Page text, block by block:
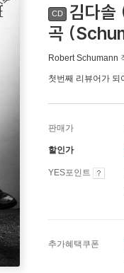
CD
김다솔
곡
Robert Schumann
첫번째 리뷰어가 되
판매가
할인가
YES포인트
추가혜택쿠폰